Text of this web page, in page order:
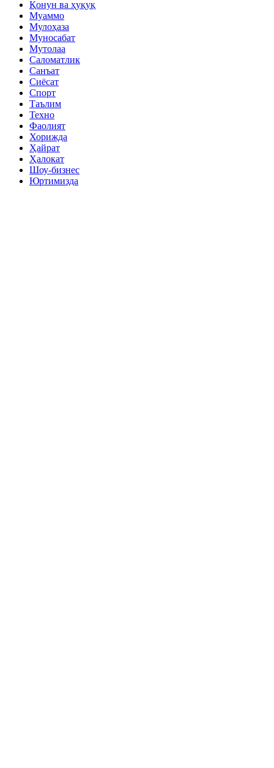
Қонун ва ҳуқуқ
Муаммо
Мулоҳаза
Муносабат
Мутолаа
Саломатлик
Санъат
Сиёсат
Спорт
Таълим
Техно
Фаолият
Хорижда
Ҳайрат
Ҳалокат
Шоу-бизнес
Юртимизда